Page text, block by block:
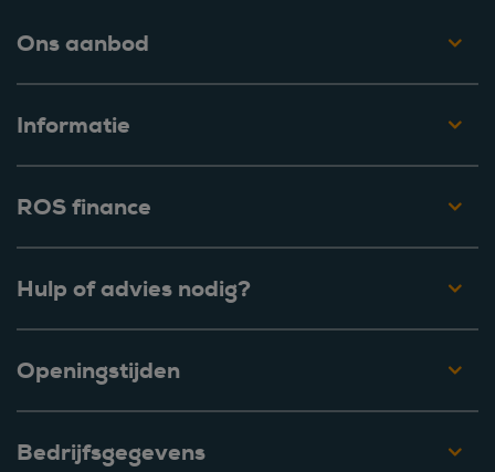
Ons aanbod
Informatie
ROS finance
Hulp of advies nodig?
Openingstijden
Bedrijfsgegevens